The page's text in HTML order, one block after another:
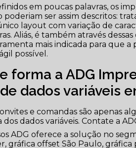
em poucas palavras, os
ser assim descritos:
layout com variação de
Aliás, é também através
mais indicada para que a
possível.
forma a ADG
dados variáveis
e comandas são apenas
dados variáveis. Contate a
ADG oferece a solução no
gráfica offset São Paulo,